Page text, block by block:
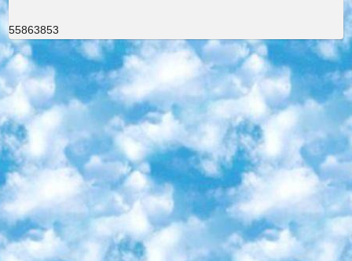
55863853